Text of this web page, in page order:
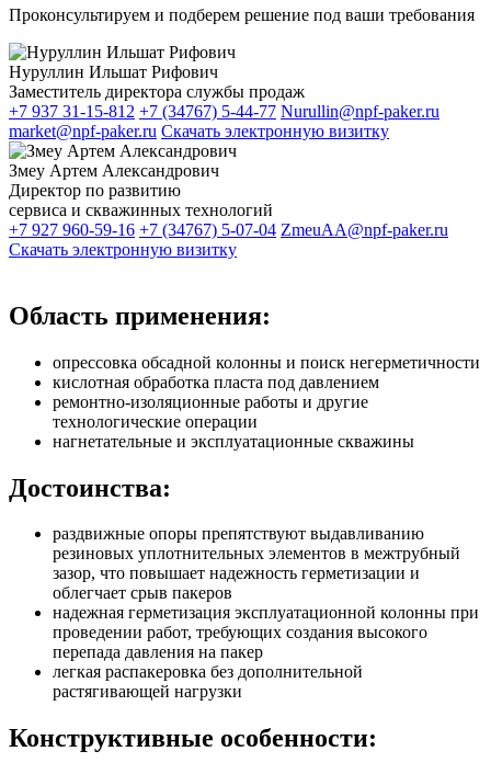
Проконсультируем и подберем решение под ваши требования
Нуруллин Ильшат Рифович
Заместитель директора службы продаж
+7 937 31-15-812 +7 (34767) 5-44-77 Nurullin@npf-paker.ru
market@npf-paker.ru Скачать электронную визитку
Змеу Артем Александрович
Директор по развитию
сервиса и скважинных технологий
+7 927 960-59-16 +7 (34767) 5-07-04 ZmeuAA@npf-paker.ru
Скачать электронную визитку
Область применения:
опрессовка обсадной колонны и поиск негерметичности
кислотная обработка пласта под давлением
ремонтно-изоляционные работы и другие
технологические операции
нагнетательные и эксплуатационные скважины
Достоинства:
раздвижные опоры препятствуют выдавливанию
резиновых уплотнительных элементов в межтрубный
зазор, что повышает надежность герметизации и
облегчает срыв пакеров
надежная герметизация эксплуатационной колонны при
проведении работ, требующих создания высокого
перепада давления на пакер
легкая распакеровка без дополнительной
растягивающей нагрузки
Конструктивные особенности: